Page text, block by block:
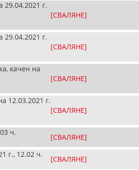
29.04.2021 г.
[СВАЛЯНЕ]
29.04.2021 г.
[СВАЛЯНЕ]
качен на
[СВАЛЯНЕ]
12.03.2021 г.
[СВАЛЯНЕ]
ч.
[СВАЛЯНЕ]
г., 12.02 ч.
[СВАЛЯНЕ]